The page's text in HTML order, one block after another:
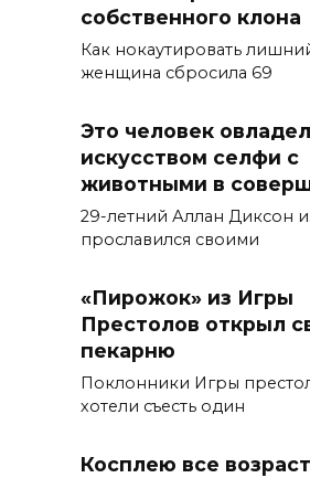
собственного клона
Как нокаутировать
женщина сбросила 69
Это человек овладел
искусством селфи с
животными в
29-летний Аллан Диксон
прославился своими
«Пирожок» из Игры
Престолов открыл
пекарню
Поклонники Игры
хотели съесть один
Косплею все